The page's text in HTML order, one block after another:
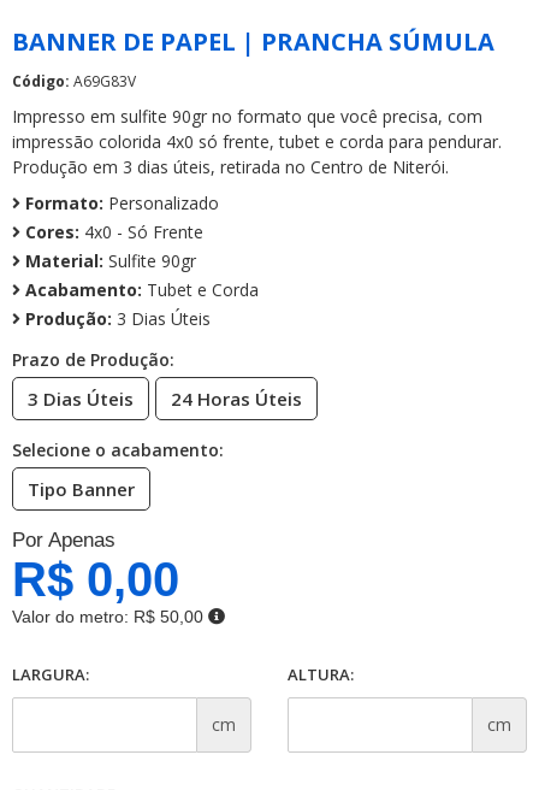
BANNER DE PAPEL | PRANCHA SÚMULA
Código: A69G83V
Impresso em sulfite 90gr no formato que você precisa, com
impressão colorida 4x0 só frente, tubet e corda para pendurar.
Produção em 3 dias úteis, retirada no Centro de Niterói.
Formato: Personalizado
Cores: 4x0 - Só Frente
Material: Sulfite 90gr
Acabamento: Tubet e Corda
Produção: 3 Dias Úteis
Prazo de Produção:
3 Dias Úteis 24 Horas Úteis
Selecione o acabamento:
Tipo Banner
Por Apenas
R$ 0,00
Valor do metro: R$ 50,00
LARGURA:
cm
ALTURA:
cm